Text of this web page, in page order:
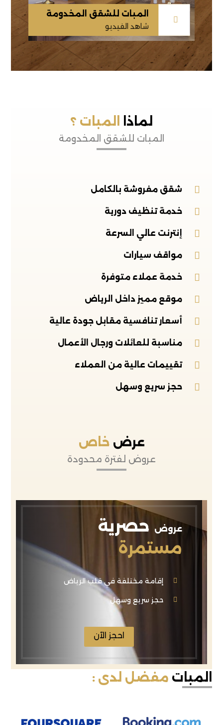
المبات للشقق المخدومة
شاهد الفيديو
لماذا المبات ؟
المبات للشقق المخدومة
شقق مفروشة بالكامل
خدمة تنظيف دورية
إنترنت عالي السرعة
مواقف سيارات
خدمة عملاء متوفرة
موقع مميز داخل الرياض
أسعار تنافسية مقابل جودة عالية
مناسبة للعائلات ورجال الأعمال
تقييمات عالية من العملاء
حجز سريع وسهل
عرض خاص
عروض لفترة محدودة
عروض حصرية
مستمرة
إقامة مختلفة في قلب الرياض
حجز سريع وسهل
احجز الآن
المبات مفضل لدى :